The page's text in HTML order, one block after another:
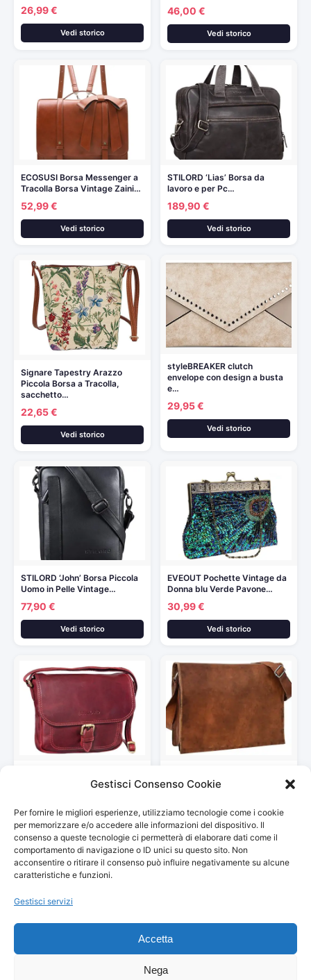
Gestisci Consenso Cookie
Per fornire le migliori esperienze, utilizziamo tecnologie come i cookie
per memorizzare e/o accedere alle informazioni del dispositivo. Il
consenso a queste tecnologie ci permetterà di elaborare dati come il
comportamento di navigazione o ID unici su questo sito. Non
acconsentire o ritirare il consenso può influire negativamente su alcune
caratteristiche e funzioni.
Gestisci servizi
Accetta
Nega
26,99 €
Vedi storico
46,00 €
Vedi storico
ECOSUSI Borsa Messenger a
Tracolla Borsa Vintage Zaini…
52,99 €
Vedi storico
STILORD ‘Lias’ Borsa da
lavoro e per Pc…
189,90 €
Vedi storico
Signare Tapestry Arazzo
Piccola Borsa a Tracolla,
sacchetto…
22,65 €
Vedi storico
styleBREAKER clutch
envelope con design a busta
e…
29,95 €
Vedi storico
STILORD ‘John’ Borsa Piccola
Uomo in Pelle Vintage…
77,90 €
Vedi storico
EVEOUT Pochette Vintage da
Donna blu Verde Pavone…
30,99 €
Vedi storico
donna piccola in vera…
Vedi storico
Borsa per laptop…
Vedi storico
© 2026Arredamento Vintage, Retrò
Partecipante al Programma di Affiliazione Amazon EU, un programma
potrebbero variare. Verifica sempre il prezzo finale su Amazon prima